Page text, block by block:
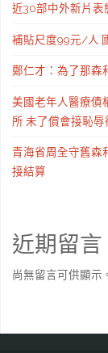
近30部中外新片表
補貼尺度99元/人
鄭仁才：為了那森
美國老年人醫療債
所 未了償會接恥辱
青海省周全守舊森
接結算
近期留言
尚無留言可供顯示